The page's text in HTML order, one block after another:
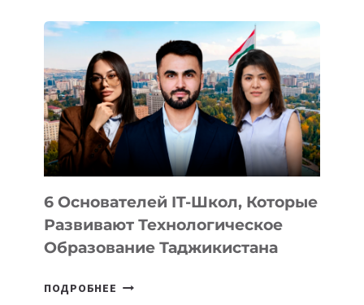
ВНЕШНЕГО
ВИДА
НОВОГО
УСТРОЙСТВА
ОТ
OPENAI
6 Основателей IT-Школ, Которые
Развивают Технологическое
Образование Таджикистана
ПОДРОБНЕЕ